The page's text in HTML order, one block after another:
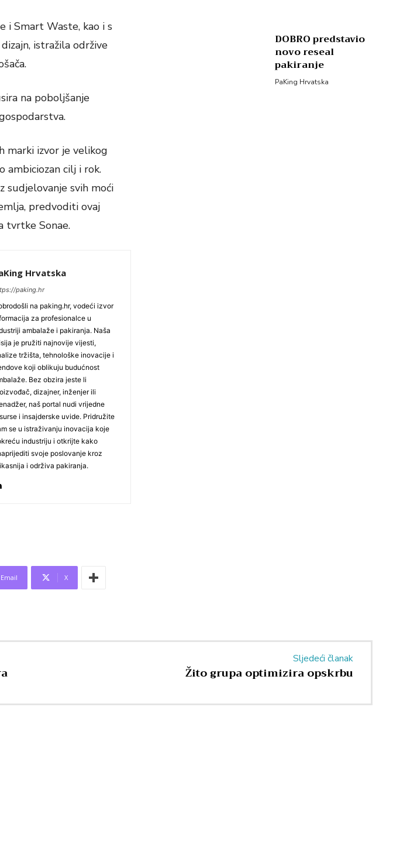
i Smart Waste, kao i s
istražila održive
na poboljšanje
marki izvor je velikog
ambiciozan cilj i rok.
sudjelovanje svih moći
predvoditi ovaj
tvrtke Sonae.
Hrvatska
paking.hr
na paking.hr, vodeći izvor
za profesionalce u
ambalaže i pakiranja. Naša
je pružiti najnovije vijesti,
tržišta, tehnološke inovacije i
koji oblikuju budućnost
Bez obzira jeste li
dizajner, inženjer ili
naš portal nudi vrijedne
i insajderske uvide. Pridružite
se u istraživanju inovacija koje
industriju i otkrijte kako
svoje poslovanje kroz
i održiva pakiranja.
Email X
DOBRO predstavio
novo reseal
pakiranje
PaKing Hrvatska
Sljedeći članak
Žito grupa optimizira opskrbu